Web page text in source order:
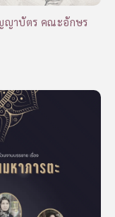
ญาบัตร คณะอักษร